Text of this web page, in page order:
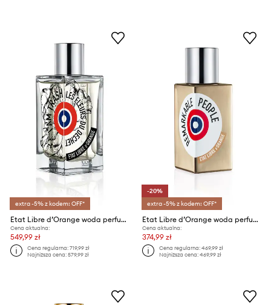
extra -5% z kodem: OFF*
Etat Libre d’Orange woda perfumowana EdP Nat. Spray 100 ml
Cena aktualna:
549,99 zł
Cena regularna:719,99 zł
Najniższa cena:579,99 zł
-20%
extra -5% z kodem: OFF*
Etat Libre d’Orange woda perfumowana EdP Nat. Spray 50 ml
Cena aktualna:
374,99 zł
Cena regularna:469,99 zł
Najniższa cena:469,99 zł